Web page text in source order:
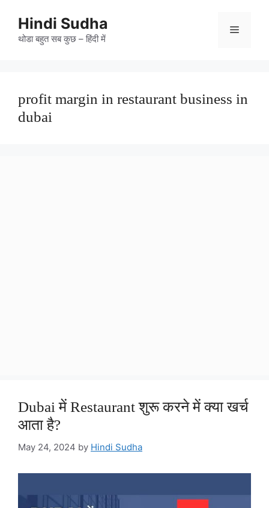
contentHindi Sudha
थोडा बहुत सब कुछ – हिंदी में
Menu
profit margin in restaurant business in
dubai
Dubai में Restaurant शुरू करने में क्या खर्च
आता है?
May 24, 2024 by Hindi Sudha